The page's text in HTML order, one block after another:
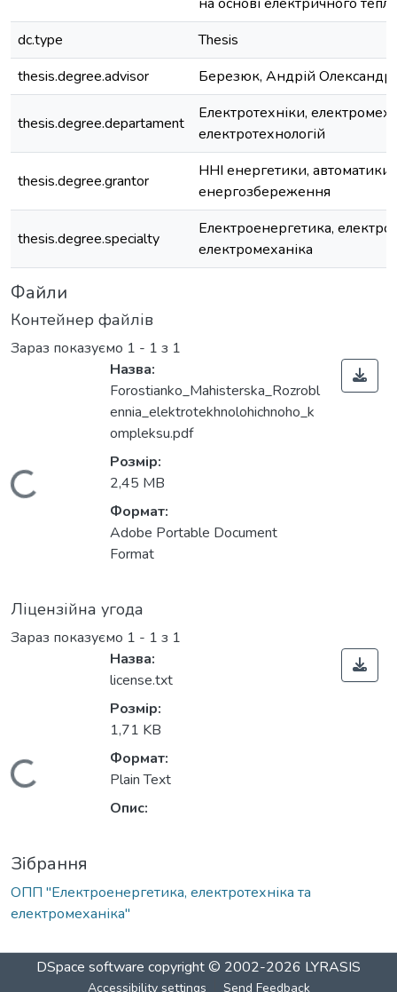
dc.type
Thesis
thesis.degree.advisor
Березюк, Андрій
thesis.degree.departament
Електротехніки,
електротехнологій
thesis.degree.grantor
ННІ енергетики, автоматики і
енергозбереження
thesis.degree.specialty
Електроенергетика,
електромеханіка
Файли
Контейнер файлів
Зараз показуємо 1 - 1 з 1
Вантажиться...
Назва:
Forostianko_Мahisterska_Rozrobl
ennia_elektrotekhnolohichnoho_k
ompleksu.pdf
Розмір:
2,45 MB
Формат:
Adobe Portable Document
Format
Ліцензійна угода
Зараз показуємо 1 - 1 з 1
Вантажиться...
Назва:
license.txt
Розмір:
1,71 KB
Формат:
Plain Text
Опис:
Зібрання
ОПП "Електроенергетика, електротехніка та
електромеханіка"
DSpace software copyright © 2002-2026 LYRASIS
Accessibility settings Send Feedback